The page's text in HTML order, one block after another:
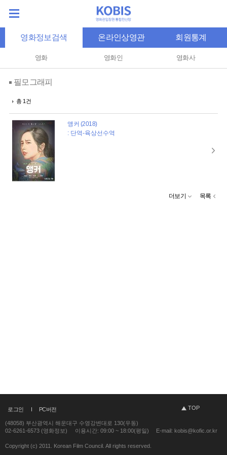
영화정보검색 온라인상영관 회원통계
영화 영화인 영화사
필모그래피
총 1건
앵커 (2018)
: 단역-육상선수역
더보기 목록
로그인 PC버전 TOP
(48058) 부산광역시 해운대구 수영강변대로 130(우동)
02-6261-6573 (영화정보)
이용시간: 09:00 ~ 18:00(평일) E-mail: kobis@kofic.or.kr
Copyright (c) 2011. Korean Film Council. All rights reserved.